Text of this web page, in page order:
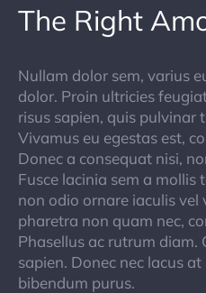
The Right
Nullam dolor sem, varius
dolor. Proin ultricies
risus sapien, quis pulvinar
Vivamus eu egestas est,
Donec a consequat nisi,
Fusce lacinia sem a mollis
non odio ornare iaculis vel
pharetra non quam nec,
Phasellus ac rutrum
sapien. Donec nec lacus
bibendum purus.